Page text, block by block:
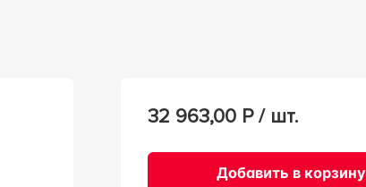
32 963,00 Р / шт.
Добавить в корзину